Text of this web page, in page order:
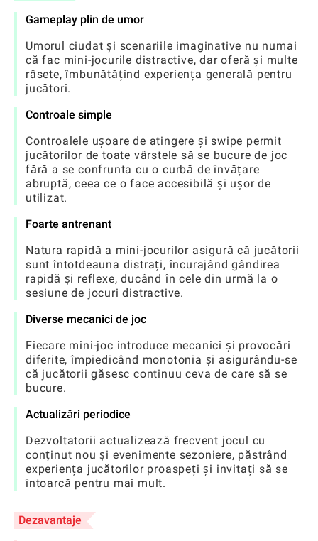
Gameplay plin de umor
Umorul ciudat și scenariile imaginative nu numai
că fac mini-jocurile distractive, dar oferă și multe
râsete, îmbunătățind experiența generală pentru
jucători.
Controale simple
Controalele ușoare de atingere și swipe permit
jucătorilor de toate vârstele să se bucure de joc
fără a se confrunta cu o curbă de învățare
abruptă, ceea ce o face accesibilă și ușor de
utilizat.
Foarte antrenant
Natura rapidă a mini-jocurilor asigură că jucătorii
sunt întotdeauna distrați, încurajând gândirea
rapidă și reflexe, ducând în cele din urmă la o
sesiune de jocuri distractive.
Diverse mecanici de joc
Fiecare mini-joc introduce mecanici și provocări
diferite, împiedicând monotonia și asigurându-se
că jucătorii găsesc continuu ceva de care să se
bucure.
Actualizări periodice
Dezvoltatorii actualizează frecvent jocul cu
conținut nou și evenimente sezoniere, păstrând
experiența jucătorilor proaspeți și invitați să se
întoarcă pentru mai mult.
Dezavantaje